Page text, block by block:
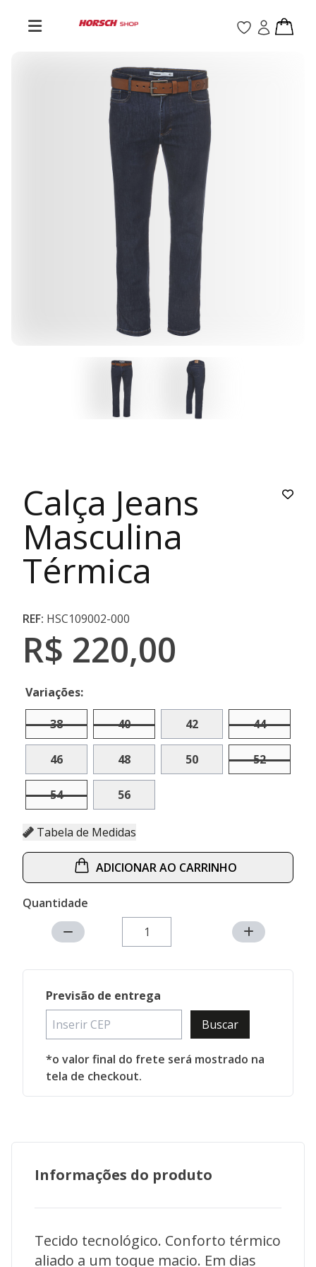
Calça Jeans
Masculina
Térmica
REF: HSC109002-000
R$ 220,00
Variações:
38 40 42 44
46 48 50 52
54 56
Tabela de Medidas
ADICIONAR AO CARRINHO
Quantidade
Previsão de entrega
Buscar
*o valor final do frete será mostrado na
tela de checkout.
Informações do produto
Tecido tecnológico. Conforto térmico
aliado a um toque macio. Em dias